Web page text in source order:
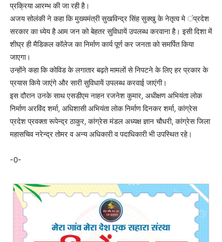
प्रक्रिया आरम्भ की जा रही है।
अजय सोलंकी ने कहा कि मुख्यमंत्री सुखविन्द्र सिंह सुक्खु के नेतृत्व मे ंप्रदेश
सरकार का ध्येय है आम जन को बेहतर सुविधायें उपलब्ध करवाना है। इसी दिशा में
शीघ्र ही मैडिकल कॉलेज का निर्माण कार्य पूर्ण कर जनता को समर्पित किया
जाएगा।
उन्होंने कहा कि कोविड के लगातार बढ़ते मामलों से निपटने के लिए हर प्रकार के
प्रयास किये जाएंगे और सारी सुविधायें उपलब्ध करवाई जाएंगी।
इस दौरान उनके साथ एसडीएम नाहन रजनेश कुमार, अधीक्षण अभियंता लोक
निर्माण अरविंद शर्मा, अधिशासी अभियंता लोक निर्माण दिनकर शर्मा, कांग्रेस
प्रदेश प्रवक्ता रूपेन्द्र ठाकुर, कांग्रेस मंडल अध्यक्ष ज्ञान चौधरी, कांग्रेस जिला
महासचिव नरेन्द्र तोमर व अन्य अधिकारी व पदाधिकारी भी उपस्थित रहे।
-0-